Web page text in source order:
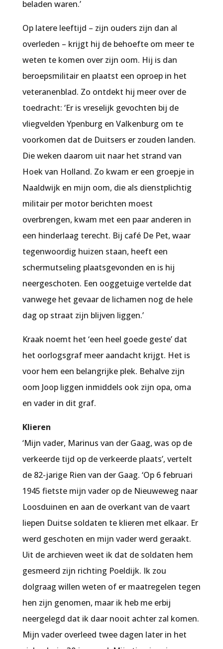
beladen waren.’
Op latere leeftijd – zijn ouders zijn dan al
overleden – krijgt hij de behoefte om meer te
weten te komen over zijn oom. Hij is dan
beroepsmilitair en plaatst een oproep in het
veteranenblad. Zo ontdekt hij meer over de
toedracht: ‘Er is vreselijk gevochten bij de
vliegvelden Ypenburg en Valkenburg om te
voorkomen dat de Duitsers er zouden landen.
Die weken daarom uit naar het strand van
Hoek van Holland. Zo kwam er een groepje in
Naaldwijk en mijn oom, die als dienstplichtig
militair per motor berichten moest
overbrengen, kwam met een paar anderen in
een hinderlaag terecht. Bij café De Pet, waar
tegenwoordig huizen staan, heeft een
schermutseling plaatsgevonden en is hij
neergeschoten. Een ooggetuige vertelde dat
vanwege het gevaar de lichamen nog de hele
dag op straat zijn blijven liggen.’
Kraak noemt het ‘een heel goede geste’ dat
het oorlogsgraf meer aandacht krijgt. Het is
voor hem een belangrijke plek. Behalve zijn
oom Joop liggen inmiddels ook zijn opa, oma
en vader in dit graf.
Klieren
‘Mijn vader, Marinus van der Gaag, was op de
verkeerde tijd op de verkeerde plaats’, vertelt
de 82-jarige Rien van der Gaag. ‘Op 6 februari
1945 fietste mijn vader op de Nieuweweg naar
Loosduinen en aan de overkant van de vaart
liepen Duitse soldaten te klieren met elkaar. Er
werd geschoten en mijn vader werd geraakt.
Uit de archieven weet ik dat de soldaten hem
gesmeerd zijn richting Poeldijk. Ik zou
dolgraag willen weten of er maatregelen tegen
hen zijn genomen, maar ik heb me erbij
neergelegd dat ik daar nooit achter zal komen.
Mijn vader overleed twee dagen later in het